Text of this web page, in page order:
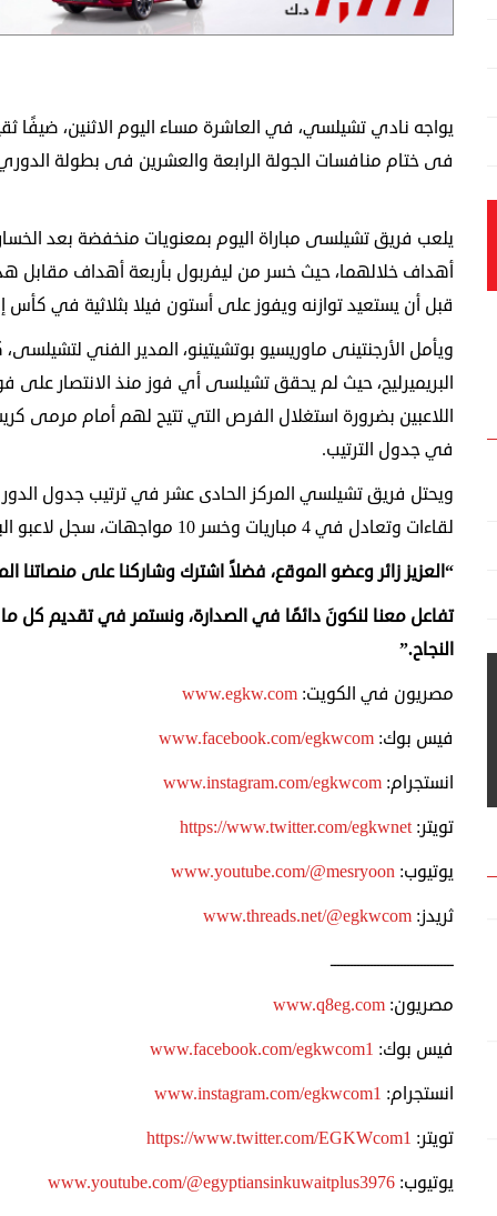
يواجه نادي تشيلسي، في العاشرة مساء اليوم الاثنين،
فى ختام منافسات الجولة الرابعة والعشرين فى بطولة الدوري
أهداف خلالهما، حيث خسر من ليفربول بأربعة أهداف مقابل
قبل أن يستعيد توازنه ويفوز على أستون فيلا بثلاثية في كأس
ويأمل الأرجنتينى ماوريسيو بوتشيتينو، المدير الفني
اللاعبين بضرورة استغلال الفرص التي تتيح لهم أمام مرمى
في جدول الترتيب.
لقاءات وتعادل في 4 مباريات وخسر 10 مواجهات، سجل لاعبو البلوز 38 هدفا واستقبلت شباكهم 39 هدفا.
“العزيز زائر وعضو الموقع، فضلاً اشترك وشاركنا على منصاتنا
تفاعل معنا لنكونَ دائمًا في الصدارة، ونستمر في تقديم كل
النجاح.”
مصريون في الكويت: www.egkw.com
فيس بوك: www.facebook.com/egkwcom
انستجرام: www.instagram.com/egkwcom
تويتر:https://www.twitter.com/egkwnet
يوتيوب: www.youtube.com/@mesryoon
ثريدز: www.threads.net/@egkwcom
ـــــــــــــــــــــــــــــــــــــ
مصريون: www.q8eg.com
فيس بوك: www.facebook.com/egkwcom1
انستجرام: www.instagram.com/egkwcom1
تويتر: https://www.twitter.com/EGKWcom1
يوتيوب: www.youtube.com/@egyptiansinkuwaitplus3976